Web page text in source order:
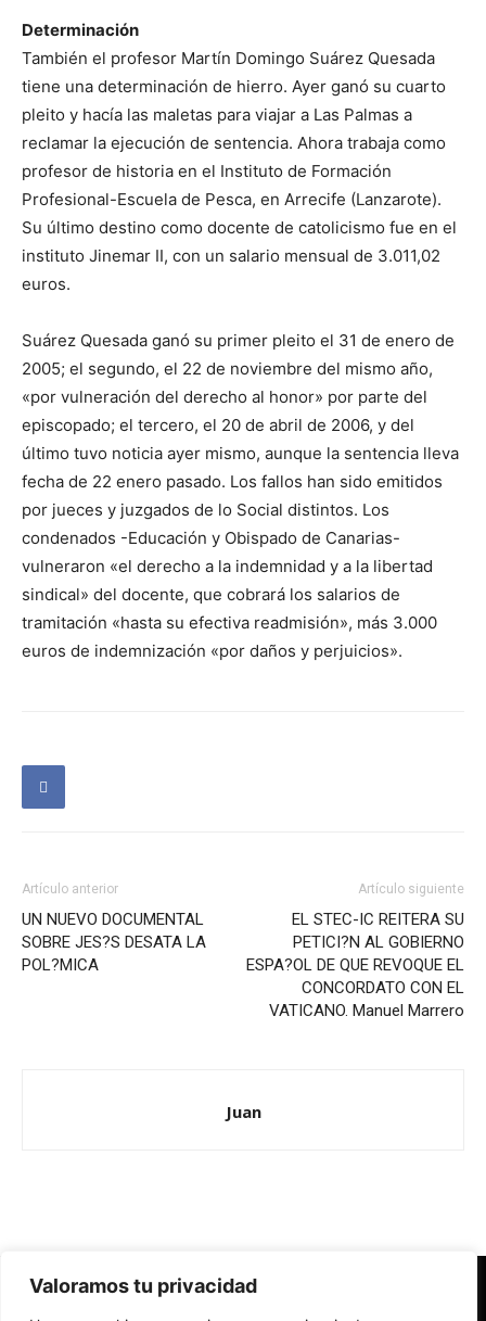
Valoramos tu privacidad
Determinación
También el profesor Martín Domingo Suárez Quesada
tiene una determinación de hierro. Ayer ganó su cuarto
pleito y hacía las maletas para viajar a Las Palmas a
reclamar la ejecución de sentencia. Ahora trabaja como
profesor de historia en el Instituto de Formación
Profesional-Escuela de Pesca, en Arrecife (Lanzarote).
Su último destino como docente de catolicismo fue en el
instituto Jinemar II, con un salario mensual de 3.011,02
euros.
Suárez Quesada ganó su primer pleito el 31 de enero de
2005; el segundo, el 22 de noviembre del mismo año,
«por vulneración del derecho al honor» por parte del
episcopado; el tercero, el 20 de abril de 2006, y del
último tuvo noticia ayer mismo, aunque la sentencia lleva
fecha de 22 enero pasado. Los fallos han sido emitidos
por jueces y juzgados de lo Social distintos. Los
condenados -Educación y Obispado de Canarias-
vulneraron «el derecho a la indemnidad y a la libertad
sindical» del docente, que cobrará los salarios de
tramitación «hasta su efectiva readmisión», más 3.000
euros de indemnización «por daños y perjuicios».
Artículo anterior
UN NUEVO DOCUMENTAL
SOBRE JES?S DESATA LA
POL?MICA
Artículo siguiente
EL STEC-IC REITERA SU
PETICI?N AL GOBIERNO
ESPA?OL DE QUE REVOQUE EL
CONCORDATO CON EL
VATICANO. Manuel Marrero
Juan
Redes Cristianas